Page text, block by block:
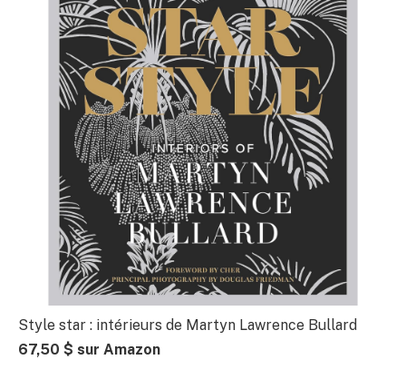
Style star : intérieurs de Martyn Lawrence Bullard
67,50 $ sur Amazon